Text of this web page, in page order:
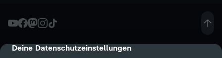
cmp-dialog-description
Deine Datenschutzeinstellungen
n
g